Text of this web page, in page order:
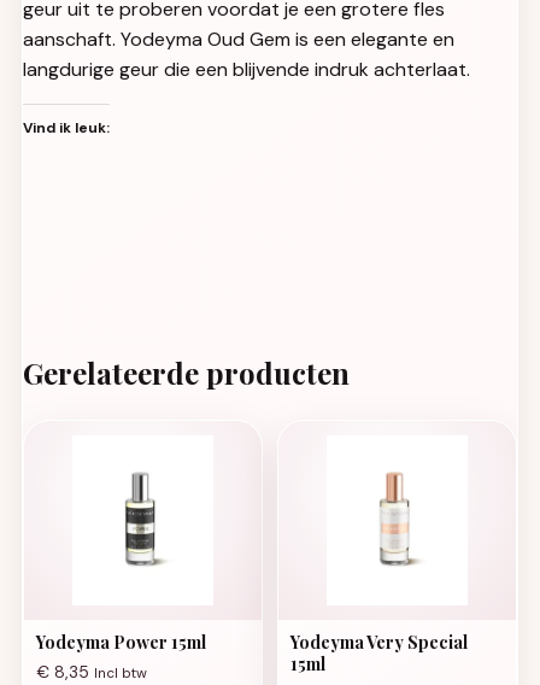
geur uit te proberen voordat je een grotere fles
aanschaft. Yodeyma Oud Gem is een elegante en
langdurige geur die een blijvende indruk achterlaat.
Vind ik leuk:
Gerelateerde producten
Yodeyma Power 15ml
€ 8,35 Incl btw
Yodeyma Very Special
15ml